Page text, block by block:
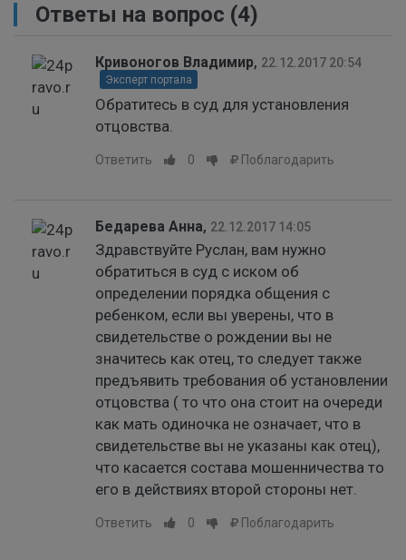
Ответы на вопрос (4)
Кривоногов Владимир, 22.12.2017 20:54
Эксперт портала
Обратитесь в суд для установления
отцовства.
Ответить 0 Поблагодарить
Бедарева Анна, 22.12.2017 14:05
Здравствуйте Руслан, вам нужно
обратиться в суд с иском об
определении порядка общения с
ребенком, если вы уверены, что в
свидетельстве о рождении вы не
значитесь как отец, то следует также
предъявить требования об установлении
отцовства ( то что она стоит на очереди
как мать одиночка не означает, что в
свидетельстве вы не указаны как отец),
что касается состава мошенничества то
его в действиях второй стороны нет.
Ответить 0 Поблагодарить